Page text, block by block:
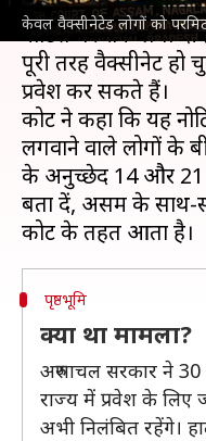
केवल वैक्सीनेटेड लोगों को
गुवाहाटी हाई कोर्ट
नोटिस पर रोक लगा
पूरी तरह वैक्सीनेट हो
प्रवेश कर सकते हैं।
कोर्ट ने कहा कि यह
लगवाने वाले लोगों के
के अनुच्छेद 14 और 21
बता दें, असम के साथ-
पृष्ठभूमि
क्या था मामला?
अरुणाचल सरकार ने
राज्य में प्रवेश के लिए
अभी निलंबित रहेंगे।